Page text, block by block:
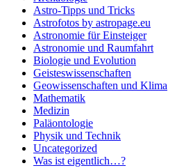
Astro-Tipps und Tricks
Astrofotos by astropage.eu
Astronomie für Einsteiger
Astronomie und Raumfahrt
Biologie und Evolution
Geisteswissenschaften
Geowissenschaften und Klima
Mathematik
Medizin
Paläontologie
Physik und Technik
Uncategorized
Was ist eigentlich…?